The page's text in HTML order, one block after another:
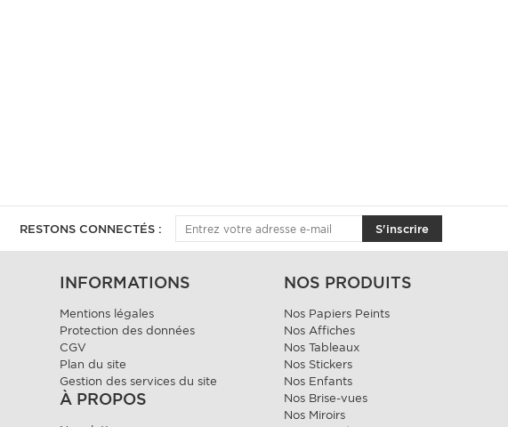
RESTONS CONNECTÉS : S'inscrire
INFORMATIONS
Mentions légales
Protection des données
CGV
Plan du site
Gestion des services du site
À PROPOS
NOS PRODUITS
Nos Papiers Peints
Nos Affiches
Nos Tableaux
Nos Stickers
Nos Enfants
Nos Brise-vues
Nos Miroirs